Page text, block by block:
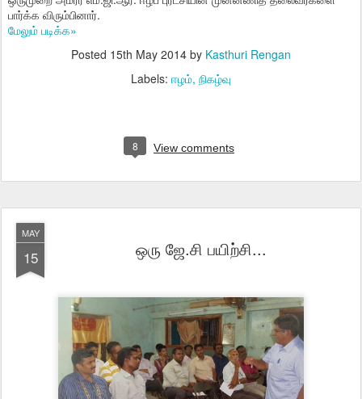
பார்க்க விரும்பினார்.
மேலும் படிக்க»
Posted 15th May 2014 by Kasthuri Rengan
Labels: ஈழம் நிகழ்வு
8 View comments
MAY
15 ஒரு ஜே.சி பயிற்சி...